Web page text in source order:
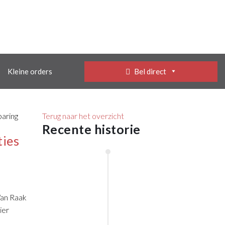
Kleine orders Bel direct
Raak
Terug naar het overzicht
Recente historie